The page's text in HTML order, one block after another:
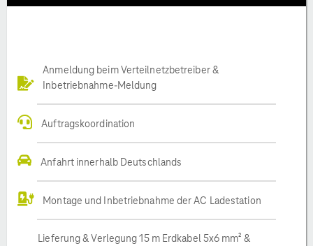
Anmeldung beim Verteilnetzbetreiber &
Inbetriebnahme-Meldung
Auftragskoordination
Anfahrt innerhalb Deutschlands
Montage und Inbetriebnahme der AC Ladestation
Lieferung & Verlegung 15 m Erdkabel 5x6 mm² &